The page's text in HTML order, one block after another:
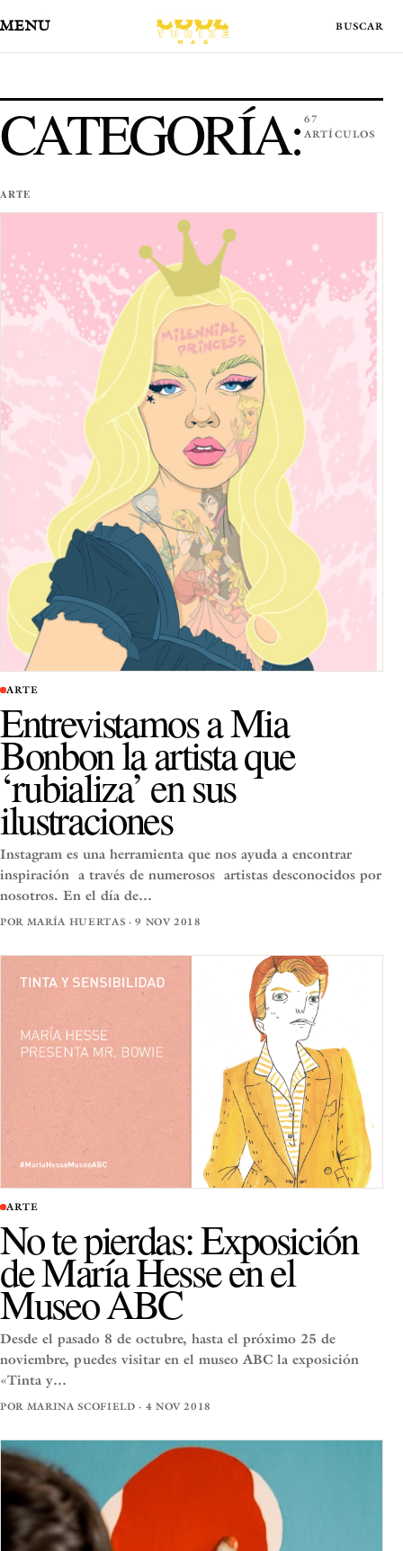
MENÚ
CATEGORÍA:
ARTE
67
ARTÍCULOS
ARTE
Entrevistamos a Mia
Bonbon la artista que
‘rubializa’ en sus
ilustraciones
Instagram es una herramienta que nos ayuda a encontrar
inspiración a través de numerosos artistas desconocidos por
nosotros. En el día de…
POR MARÍA HUERTAS · 9 NOV 2018
ARTE
No te pierdas: Exposición
de María Hesse en el
Museo ABC
Desde el pasado 8 de octubre, hasta el próximo 25 de
noviembre, puedes visitar en el museo ABC la exposición
«Tinta y…
POR MARINA SCOFIELD · 4 NOV 2018